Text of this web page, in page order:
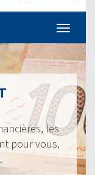
les
pour vous,